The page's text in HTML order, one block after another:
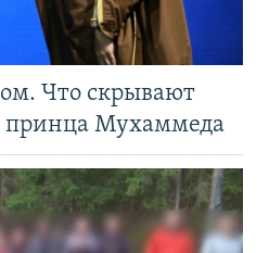
Что скрывают
принца Мухаммеда